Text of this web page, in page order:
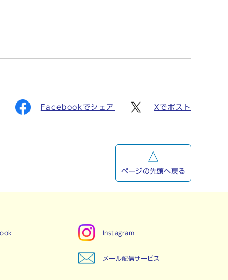
Facebookでシェア Xでポスト
ページの先頭へ戻る
Instagram
メール配信サービス